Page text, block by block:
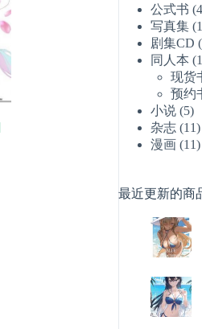
公式书
写真集
剧集CD
同人本
现货
预约
小说 (5)
杂志 (11)
漫画 (11)
最近更新的商